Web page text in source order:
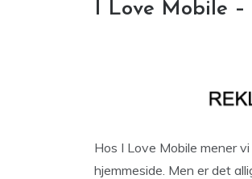
I Love Mobile
Hos I Love Mobile mener
hjemmeside. Men er det